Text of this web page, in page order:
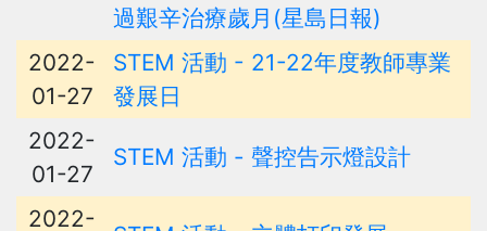
過艱辛治療歲月(星島日報)
2022-
01-27
STEM 活動 - 21-22年度教師專業
發展日
2022-
01-27
STEM 活動 - 聲控告示燈設計
2022-